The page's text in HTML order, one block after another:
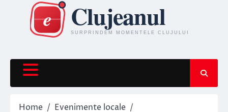
content
Home
Evenimente locale